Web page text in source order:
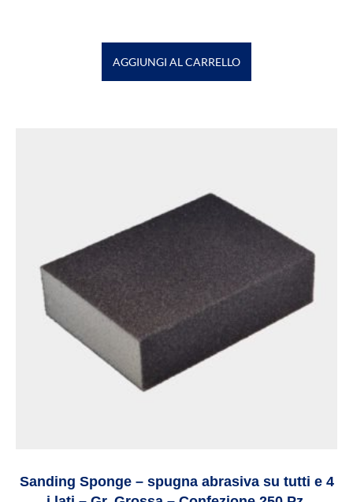
AGGIUNGI AL CARRELLO
Sanding Sponge – spugna abrasiva su tutti e 4